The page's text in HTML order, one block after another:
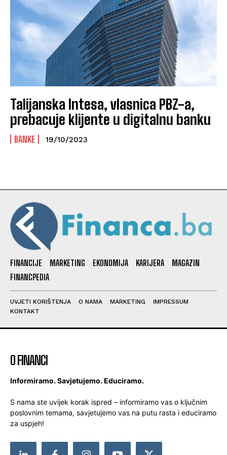
Talijanska Intesa, vlasnica PBZ-a,
prebacuje klijente u digitalnu banku
BANKE 19/10/2023
FINANCIJE MARKETING EKONOMIJA KARIJERA
MAGAZIN
FINANCPEDIA
UVJETI KORIŠTENJA O NAMA MARKETING
IMPRESSUM
KONTAKT
O FINANCI
Informiramo. Savjetujemo. Educiramo.
S nama ste uvijek korak ispred – informiramo vas o ključnim
poslovnim temama, savjetujemo vas na putu rasta i educiramo
za uspjeh!